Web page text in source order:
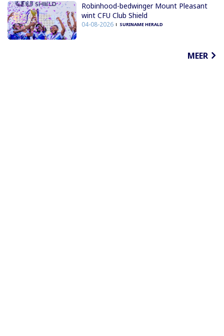
Robinhood-bedwinger Mount Pleasant
wint CFU Club Shield
04-08-2026 SURINAME HERALD
MEER